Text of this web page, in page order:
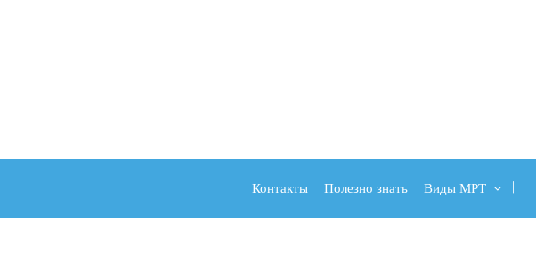
Контакты Полезно знать Виды МРТ